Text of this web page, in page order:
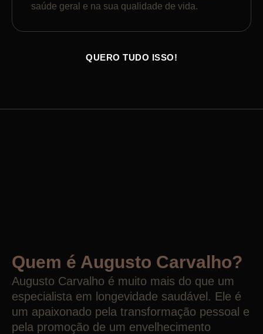
saúde geral e na sua qualidade de vida.
QUERO TUDO ISSO!
Quem é Augusto Carvalho?
Augusto Carvalho é muito mais do que um
especialista em longevidade saudável. Ele é
um apaixonado pela transformação pessoal e
pela promoção de um envelhecimento